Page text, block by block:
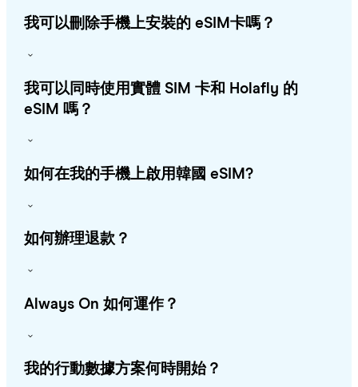
我可以刪除手機上安裝的 eSIM卡嗎？
我可以同時使用實體 SIM 卡和 Holafly 的
eSIM 嗎？
如何在我的手機上啟用韓國 eSIM?
如何辦理退款？
Always On 如何運作？
我的行動數據方案何時開始？